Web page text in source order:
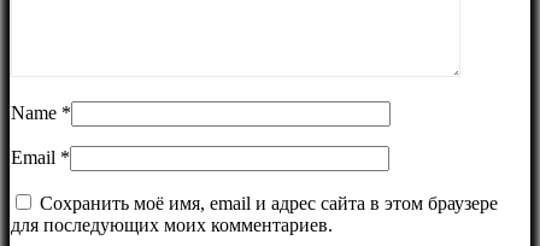
Name *
Email *
Сохранить моё имя, email и адрес сайта в этом браузере
для последующих моих комментариев.